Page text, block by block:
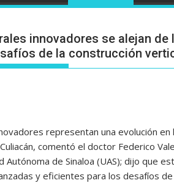
innovadores se alejan
de la construcción
representan una evolución
comentó el doctor Federico
Autónoma de Sinaloa (UAS); dijo que
y eficientes para los desafíos